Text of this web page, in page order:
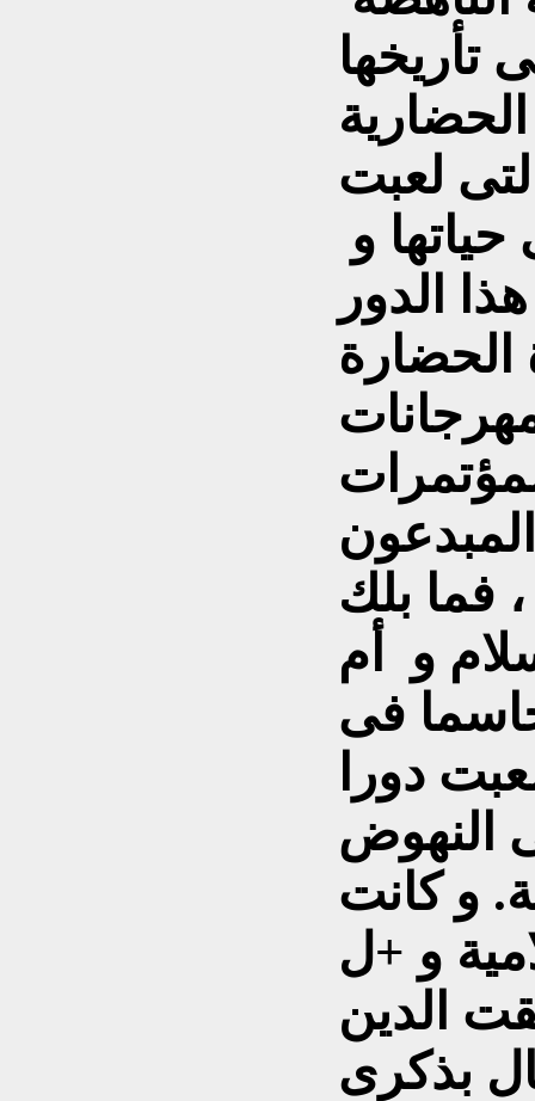
تأريخها
لعبت
حياتها و
الدور
، فما بلك
و أم
حاسما فى
دورا
النهوض
و كانت
و +ل
الدين
بذكرى